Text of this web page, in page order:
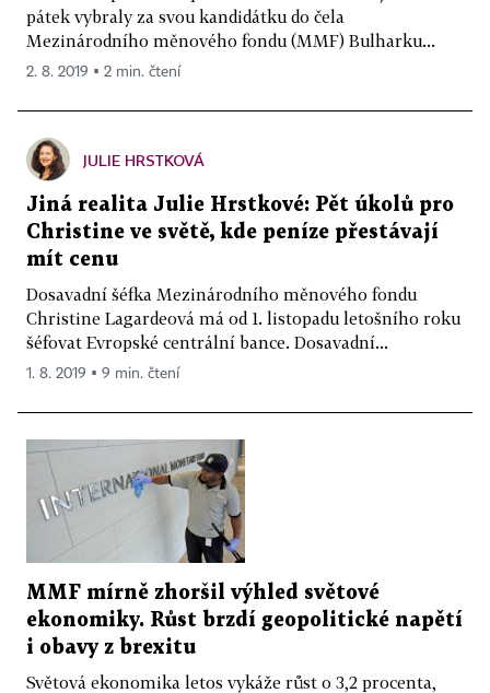
pátek vybraly za svou kandidátku do čela
Mezinárodního měnového fondu (MMF) Bulharku...
2. 8. 2019 ▪ 2 min. čtení
JULIE HRSTKOVÁ
Jiná realita Julie Hrstkové: Pět úkolů pro
Christine ve světě, kde peníze přestávají
mít cenu
Dosavadní šéfka Mezinárodního měnového fondu
Christine Lagardeová má od 1. listopadu letošního roku
šéfovat Evropské centrální bance. Dosavadní...
1. 8. 2019 ▪ 9 min. čtení
MMF mírně zhoršil výhled světové
ekonomiky. Růst brzdí geopolitické napětí
i obavy z brexitu
Světová ekonomika letos vykáže růst o 3,2 procenta,